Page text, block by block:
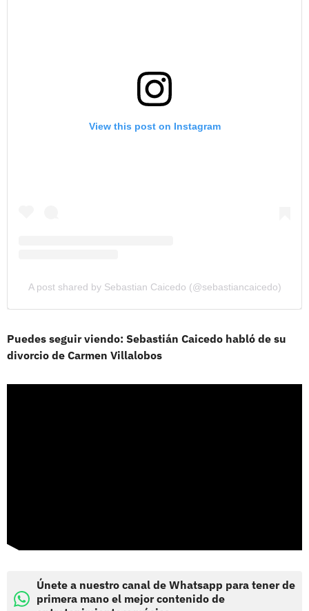
View this post on Instagram
A post shared by Sebastian Caicedo (@sebastiancaicedo)
Puedes seguir viendo: Sebastián Caicedo habló de su
divorcio de Carmen Villalobos
Únete a nuestro canal de Whatsapp para tener de
primera mano el mejor contenido de